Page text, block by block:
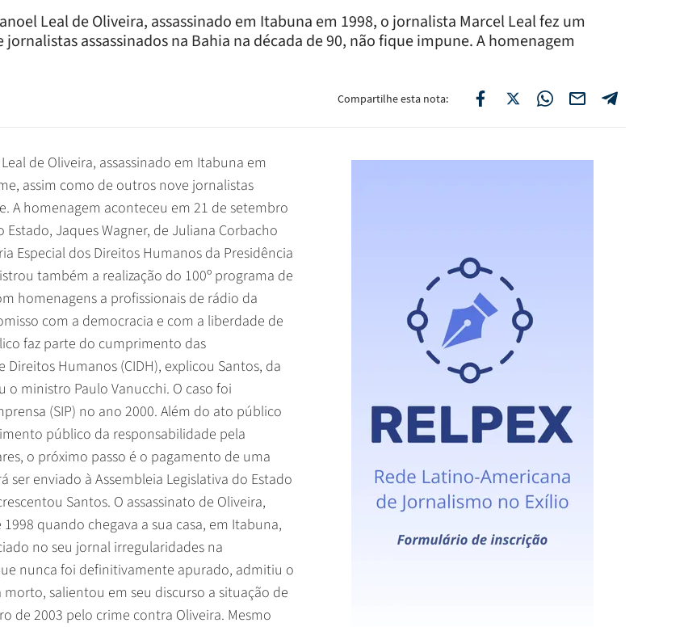
Leal de Oliveira, assassinado em Itabuna em 1998, o jornalista Marcel Leal fez um
assassinados na Bahia na década de 90, não fique impune. A homenagem
Compartilhe esta nota:
de Oliveira, assassinado em Itabuna em
assim como de outros nove jornalistas
A homenagem aconteceu em 21 de setembro
Jaques Wagner, de Juliana Corbacho
Especial dos Direitos Humanos da Presidência
também a realização do 100º programa de
homenagens a profissionais de rádio da
com a democracia e com a liberdade de
faz parte do cumprimento das
Humanos (CIDH), explicou Santos, da
o ministro Paulo Vanucchi. O caso foi
(SIP) no ano 2000. Além do ato público
público da responsabilidade pela
o próximo passo é o pagamento de uma
ser enviado à Assembleia Legislativa do Estado
Santos. O assassinato de Oliveira,
quando chegava a sua casa, em Itabuna,
no seu jornal irregularidades na
nunca foi definitivamente apurado, admitiu o
salientou em seu discurso a situação de
de 2003 pelo crime contra Oliveira. Mesmo